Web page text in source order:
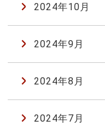
2024年10月
2024年9月
2024年8月
2024年7月